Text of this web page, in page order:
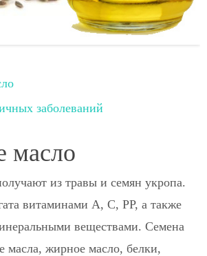
заболеваний
масло
из травы и семян укропа.
витаминами А, С, РР, а также
веществами. Семена
масла, жирное масло, белки,